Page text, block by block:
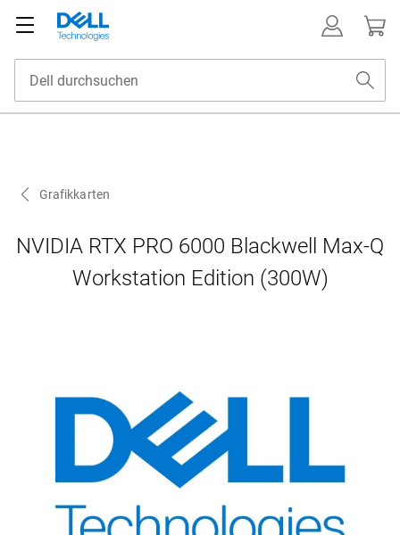
Grafikkarten
NVIDIA RTX PRO 6000 Blackwell Max-Q
Workstation Edition (300W)